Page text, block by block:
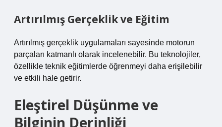
Artırılmış Gerçeklik ve Eğitim
Artırılmış gerçeklik uygulamaları sayesinde motorun
parçaları katmanlı olarak incelenebilir. Bu teknolojiler,
özellikle teknik eğitimlerde öğrenmeyi daha erişilebilir
ve etkili hale getirir.
Eleştirel Düşünme ve
Bilginin Derinliği